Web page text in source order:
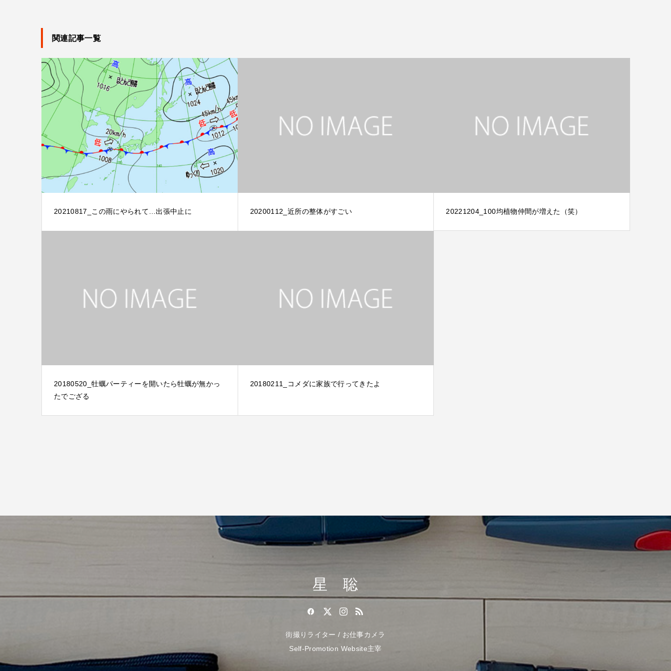
関連記事一覧
20210817_この雨にやられて…出張中止に 20200112_近所の整体がすごい 20221204_100均植物仲間が増えた（笑）
20180520_牡蠣パーティーを開いたら牡蠣が無かっ
たでござる
20180211_コメダに家族で行ってきたよ
星 聡
街撮りライター / お仕事カメラ
Self-Promotion Website主宰